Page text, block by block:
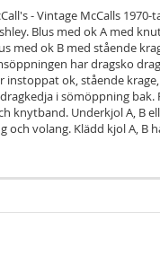
- Vintage McCalls 1970-
Blus med ok A med
med ok B med stående
har dragsko
instoppat ok, stående
i sömöppning bak.
knytband. Underkjol A, B
och volang. Klädd kjol A, B